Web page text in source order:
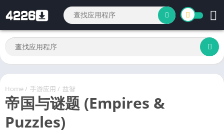
Home/ 手游应用 / 益智
帝国与谜题 (Empires &
Puzzles)